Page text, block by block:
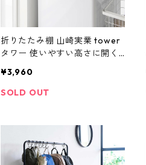
折りたたみ棚 山崎実業 tower
タワー 使いやすい高さに開く
棚 10019 ホワイト
¥3,960
SOLD OUT